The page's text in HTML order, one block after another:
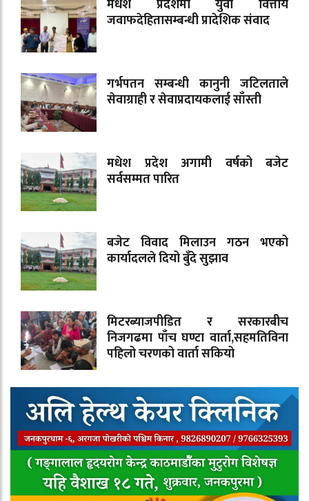
मधेश प्रदेशमा युवा वित्तीय
जवाफदेहितासम्बन्धी प्रादेशिक संवाद
गर्भपतन सम्बन्धी कानुनी जटिलताले
सेवाग्राही र सेवाप्रदायकलाई साँस्ती
मधेश प्रदेश अगामी वर्षको बजेट
सर्वसम्मत पारित
बजेट विवाद मिलाउन गठन भएको
कार्यादलले दियो बुँदे सुझाव
मिटरब्याजपीडित र सरकारबीच
निजगढमा पाँच घण्टा वार्ता,सहमतिविना
पहिलो चरणको वार्ता सकियो